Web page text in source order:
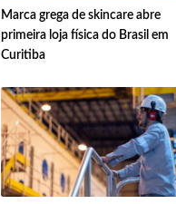
Marca grega de skincare abre
primeira loja física do Brasil em
Curitiba